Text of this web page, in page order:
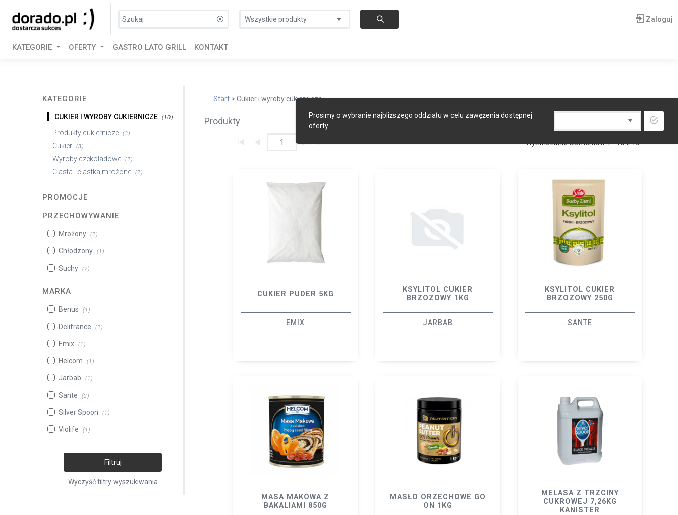
Wszystkie produkty Zaloguj
KATEGORIE OFERTY GASTRO LATO GRILL KONTAKT
Prosimy o wybranie najbliższego oddziału w celu zawężenia dostępnej
oferty.
KATEGORIE
CUKIER I WYROBY CUKIERNICZE (10)
Produkty cukiernicze (3)
Cukier (3)
Wyroby czekoladowe (2)
Ciasta i ciastka mrożone (2)
PROMOCJE
PRZECHOWYWANIE
Mrożony (2)
Chłodzony (1)
Suchy (7)
MARKA
Benus (1)
Delifrance (2)
Emix (1)
Helcom (1)
Jarbab (1)
Sante (2)
Silver Spoon (1)
Violife (1)
Filtruj
Wyczyść filtry wyszukiwania
Start > Cukier i wyroby cukiernicze
Produkty
1 Wyświetlanie elementów 1 - 10 z 10
CUKIER PUDER 5KG
EMIX
KSYLITOL CUKIER
BRZOZOWY 1KG
JARBAB
KSYLITOL CUKIER
BRZOZOWY 250G
SANTE
MASA MAKOWA Z
BAKALIAMI 850G
MASŁO ORZECHOWE GO
ON 1KG
MELASA Z TRZCINY
CUKROWEJ 7,26KG
KANISTER